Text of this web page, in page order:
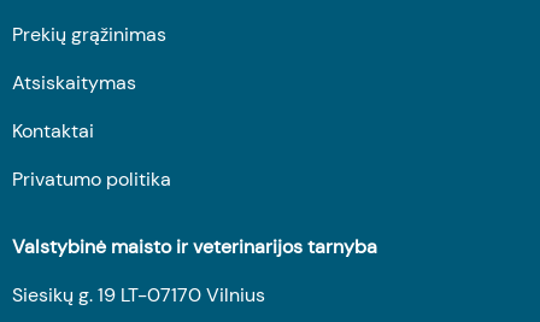
Prekių grąžinimas
Atsiskaitymas
Kontaktai
Privatumo politika
Valstybinė maisto ir veterinarijos tarnyba
Siesikų g. 19 LT-07170 Vilnius